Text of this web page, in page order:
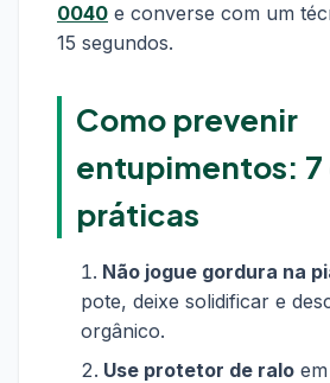
0040 e converse com um
15 segundos.
Como prevenir
entupimentos: 7
práticas
Não jogue gordura na
pote, deixe solidificar e
orgânico.
Use protetor de ralo